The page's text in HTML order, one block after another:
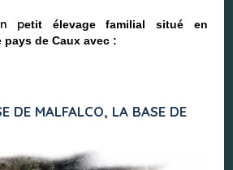
petit élevage familial situé en
pays de Caux avec :